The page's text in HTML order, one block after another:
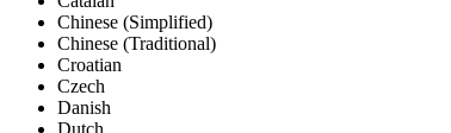
Chinese (Simplified)
Chinese (Traditional)
Croatian
Czech
Danish
Dutch